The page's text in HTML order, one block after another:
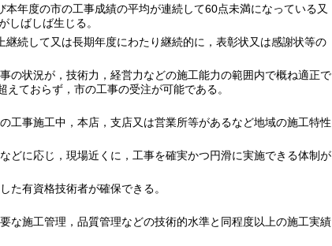
年度の市の工事成績の平均が連続して60点未満になっている又
しばしば生じる。
続して又は長期年度にわたり継続的に，表彰状又は感謝状等の
の状況が，技術力，経営力などの施工能力の範囲内で概ね適正で
えておらず，市の工事の受注が可能である。
工事施工中，本店，支店又は営業所等があるなど地域の施工特性
どに応じ，現場近くに，工事を確実かつ円滑に実施できる体制が
た有資格技術者が確保できる。
な施工管理，品質管理などの技術的水準と同程度以上の施工実績